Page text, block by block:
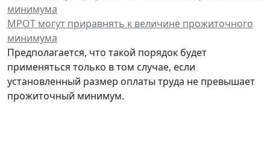
МРОТ могут приравнять к величине прожиточного
минимума
Предполагается, что такой порядок будет
применяться только в том случае, если
установленный размер оплаты труда не превышает
прожиточный минимум.